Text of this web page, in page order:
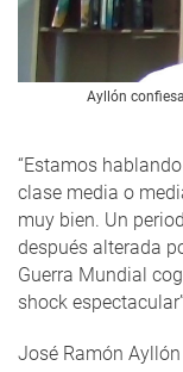
Ayllón
“Estamos
clase media o
muy bien. Un
después alterada
Guerra Mundial
shock
José Ramón